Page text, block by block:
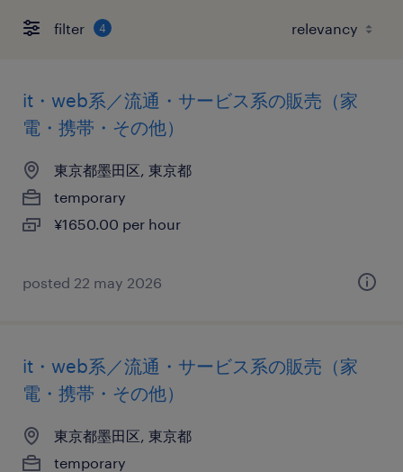
filter 4
it・web系／流通・サービス系の販売（家
電・携帯・その他）
東京都墨田区, 東京都
temporary
¥1650.00 per hour
posted 22 may 2026
it・web系／流通・サービス系の販売（家
電・携帯・その他）
東京都墨田区, 東京都
temporary